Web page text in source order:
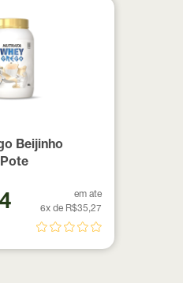
Beijinho
em ate
6x de R$35,27